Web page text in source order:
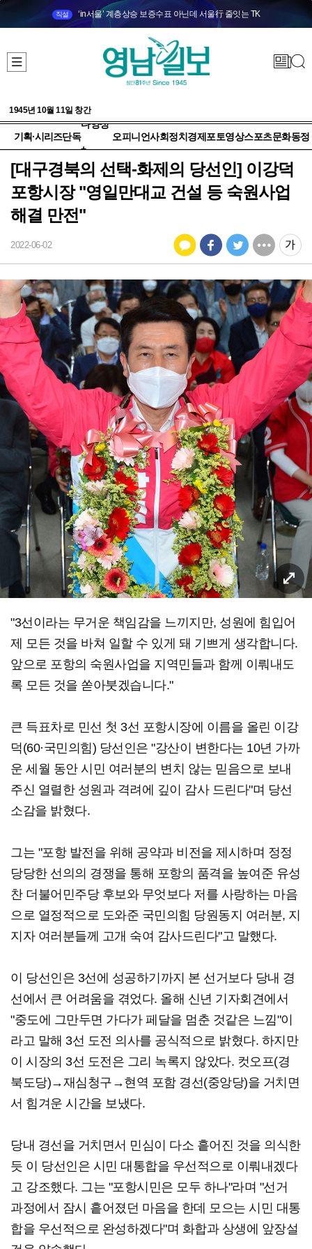
직설 ‘in서울’ 계층상승 보증수표 아닌데 서울行 줄잇는 TK
1945년 10월 11일 창간
기획·시리즈단독
다양성
+
오피니언사회정치 경제 포토영상스포츠문화동정
[대구경북의 선택-화제의 당선인] 이강덕
포항시장 "영일만대교 건설 등 숙원사업
해결 만전"
2022-06-02
"3선이라는 무거운 책임감을 느끼지만, 성원에 힘입어
제 모든 것을 바쳐 일할 수 있게 돼 기쁘게 생각합니다.
앞으로 포항의 숙원사업을 지역민들과 함께 이뤄내도
록 모든 것을 쏟아붓겠습니다."
큰 득표차로 민선 첫 3선 포항시장에 이름을 올린 이강
덕(60·국민의힘) 당선인은 "강산이 변한다는 10년 가까
운 세월 동안 시민 여러분의 변치 않는 믿음으로 보내
주신 열렬한 성원과 격려에 깊이 감사 드린다"며 당선
소감을 밝혔다.
그는 "포항 발전을 위해 공약과 비전을 제시하며 정정
당당한 선의의 경쟁을 통해 포항의 품격을 높여준 유성
찬 더불어민주당 후보와 무엇보다 저를 사랑하는 마음
으로 열정적으로 도와준 국민의힘 당원동지 여러분, 지
지자 여러분들께 고개 숙여 감사드린다"고 말했다.
이 당선인은 3선에 성공하기까지 본 선거보다 당내 경
선에서 큰 어려움을 겪었다. 올해 신년 기자회견에서
"중도에 그만두면 가다가 페달을 멈춘 것같은 느낌"이
라고 말해 3선 도전 의사를 공식적으로 밝혔다. 하지만
이 시장의 3선 도전은 그리 녹록지 않았다. 컷오프(경
북도당)→재심청구→현역 포함 경선(중앙당)을 거치면
서 힘겨운 시간을 보냈다.
당내 경선을 거치면서 민심이 다소 흩어진 것을 의식한
듯 이 당선인은 시민 대통합을 우선적으로 이뤄내겠다
고 강조했다. 그는 "포항시민은 모두 하나"라며 "선거
과정에서 잠시 흩어졌던 마음을 한데 모으는 시민 대통
합을 우선적으로 완성하겠다"며 화합과 상생에 앞장설